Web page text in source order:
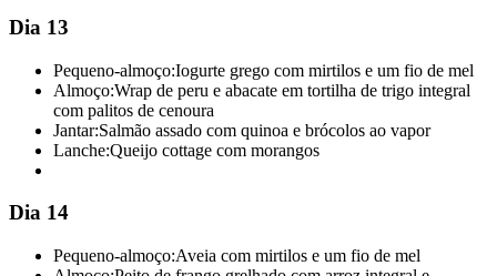
Dia 13
Pequeno-almoço:Iogurte grego com mirtilos e um fio de mel
Almoço:Wrap de peru e abacate em tortilha de trigo integral
com palitos de cenoura
Jantar:Salmão assado com quinoa e brócolos ao vapor
Lanche:Queijo cottage com morangos
Dia 14
Pequeno-almoço:Aveia com mirtilos e um fio de mel